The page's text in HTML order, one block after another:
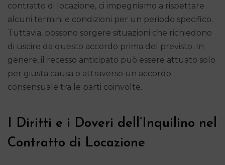
contratto di locazione, ci impegniamo a rispettare
alcuni termini e condizioni per un periodo specifico.
Tuttavia, possono sorgere situazioni che richiedono
di uscire da questo accordo prima del previsto. In
genere, il recesso anticipato può essere attuato solo
per giusta causa o attraverso un accordo
consensuale tra le parti coinvolte.
I Diritti e i Doveri dell’Inquilino nel
Contratto di Locazione